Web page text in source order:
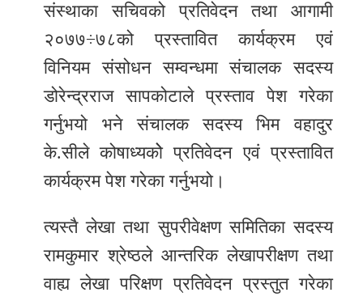
संस्थाका सचिवको प्रतिवेदन तथा आगामी
२०७७÷७८को प्रस्तावित कार्यक्रम एवं
विनियम संसोधन सम्वन्धमा संचालक सदस्य
डोरेन्द्रराज सापकोटाले प्रस्ताव पेश गरेका
गर्नुभयो भने संचालक सदस्य भिम वहादुर
के.सीले कोषाध्यकोे प्रतिवेदन एवं प्रस्तावित
कार्यक्रम पेश गरेका गर्नुभयो।
त्यस्तै लेखा तथा सुपरीवेक्षण समितिका सदस्य
रामकुमार श्रेष्ठले आन्तरिक लेखापरीक्षण तथा
वाह्य लेखा परिक्षण प्रतिवेदन प्रस्तुत गरेका